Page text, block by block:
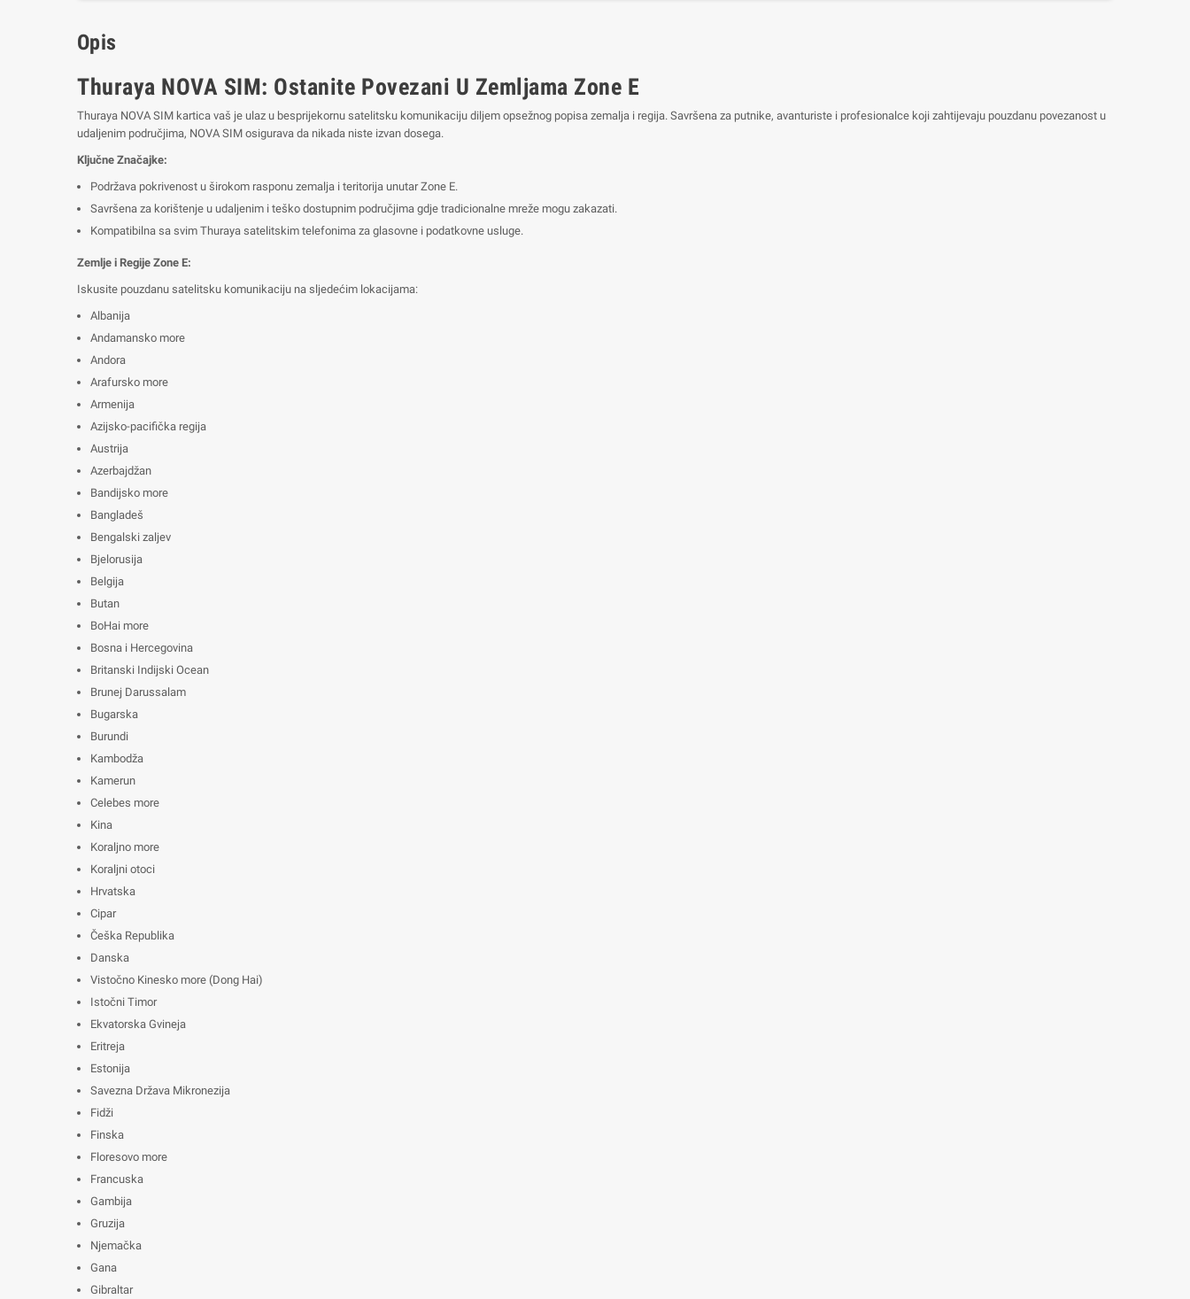
Opis
Thuraya NOVA SIM: Ostanite Povezani U Zemljama Zone E
Thuraya NOVA SIM kartica vaš je ulaz u besprijekornu satelitsku komunikaciju diljem opsežnog popisa zemalja i regija. Savršena za putnike, avanturiste i profesionalce koji zahtijevaju pouzdanu povezanost u
udaljenim područjima, NOVA SIM osigurava da nikada niste izvan dosega.
Ključne Značajke:
Podržava pokrivenost u širokom rasponu zemalja i teritorija unutar Zone E.
Savršena za korištenje u udaljenim i teško dostupnim područjima gdje tradicionalne mreže mogu zakazati.
Kompatibilna sa svim Thuraya satelitskim telefonima za glasovne i podatkovne usluge.
Zemlje i Regije Zone E:
Iskusite pouzdanu satelitsku komunikaciju na sljedećim lokacijama:
Albanija
Andamansko more
Andora
Arafursko more
Armenija
Azijsko-pacifička regija
Austrija
Azerbajdžan
Bandijsko more
Bangladeš
Bengalski zaljev
Bjelorusija
Belgija
Butan
BoHai more
Bosna i Hercegovina
Britanski Indijski Ocean
Brunej Darussalam
Bugarska
Burundi
Kambodža
Kamerun
Celebes more
Kina
Koraljno more
Koraljni otoci
Hrvatska
Cipar
Češka Republika
Danska
Vistočno Kinesko more (Dong Hai)
Istočni Timor
Ekvatorska Gvineja
Eritreja
Estonija
Savezna Država Mikronezija
Fidži
Finska
Floresovo more
Francuska
Gambija
Gruzija
Njemačka
Gana
Gibraltar